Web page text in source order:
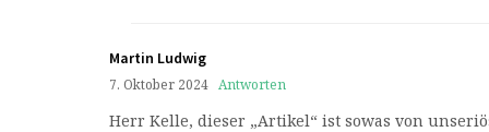
Martin Ludwig
7. Oktober 2024 Antworten
Herr Kelle, dieser „Artikel“ ist sowas von